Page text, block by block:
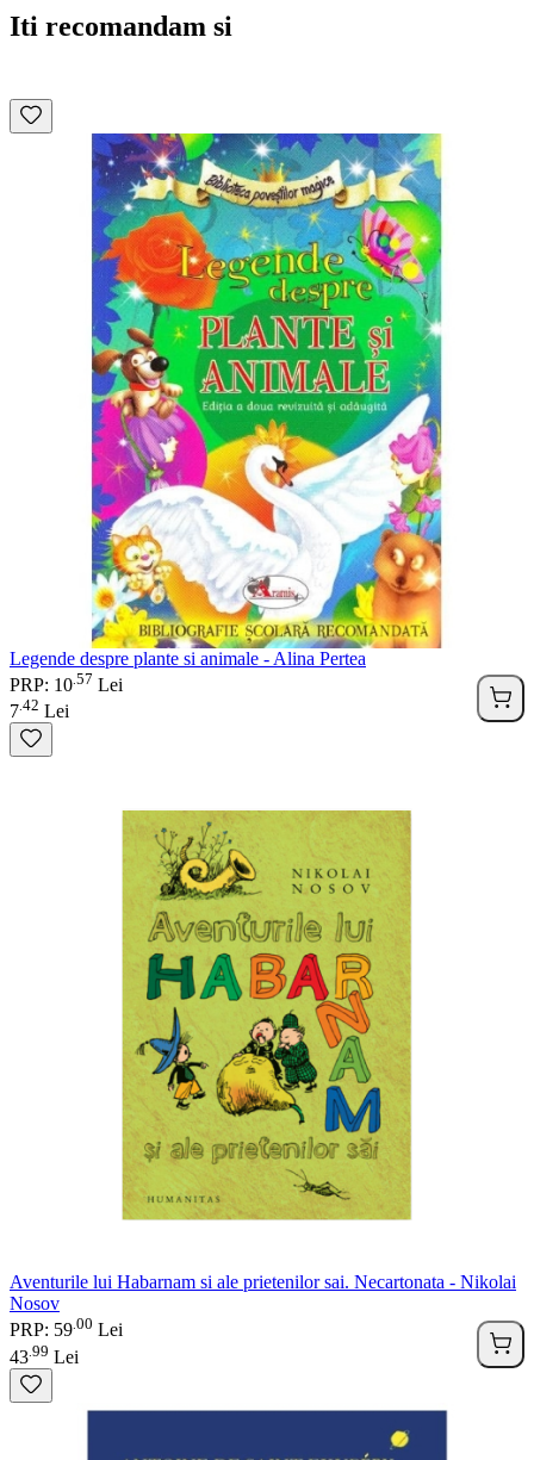
Iti recomandam si
Legende despre plante si animale - Alina Pertea
PRP: 10 57 Lei
7 42 Lei
Aventurile lui Habarnam si ale prietenilor sai. Necartonata - Nikolai
Nosov
PRP: 59 00 Lei
43 99 Lei